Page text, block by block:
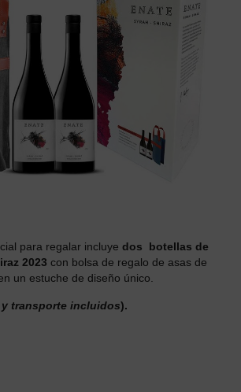
para regalar incluye dos botellas de
2023 con bolsa de regalo de asas de
un estuche de diseño único.
y transporte incluidos).